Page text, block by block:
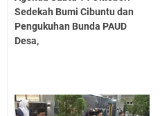
Sedekah Bumi Cibuntu dan
Pengukuhan Bunda PAUD
Desa,